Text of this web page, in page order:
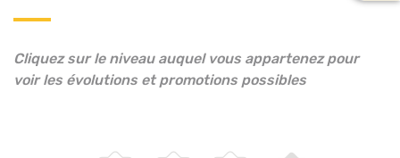
Cliquez sur le niveau auquel vous appartenez pour
voir les évolutions et promotions possibles